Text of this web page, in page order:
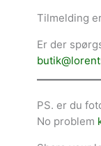
Tilmelding
Er der
PS. er du
No problem